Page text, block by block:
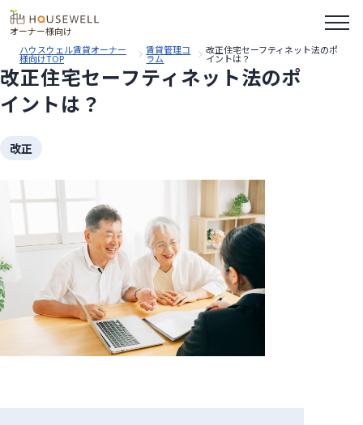
オーナー様向け
ハウスウェル賃貸オーナー
様向けTOP
賃貸管理コ
ラム
改正住宅セーフティネット法のポ
イントは？
改正住宅セーフティネット法のポ
イントは？
改正